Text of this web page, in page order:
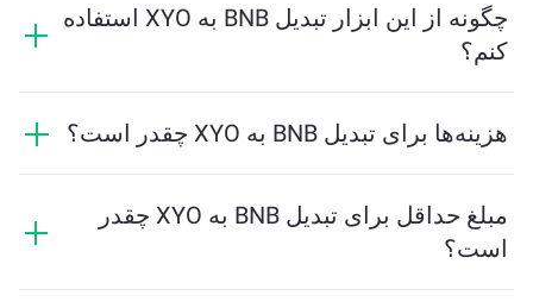
دریافت خواهید کرد. این نرخ براساس شرایط بازار، عرضه و
تقاضا، و نقدینگی تغییر می‌کند.
چگونه از این ابزار تبدیل BNB به XYO استفاده
کنم؟
ابزار مقدار تخمینی XYO دریافتی را محاسبه خواهد کرد.
هزینه‌ها برای تبدیل BNB به XYO چقدر است؟
متفاوت است. ChangeNOW نرخ‌های رقابتی را بدون
هزینه‌های پنهان ارائه می‌دهد، و مبلغ نهایی قبل از تایید
مبلغ حداقل برای تبدیل BNB به XYO چقدر
است؟